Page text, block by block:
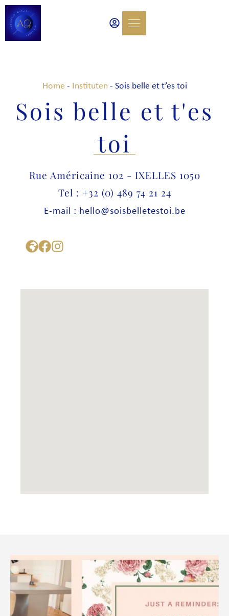
Home - Instituten- Sois belle et t’es toi
Sois belle et t'es
toi
Rue Américaine 102 - IXELLES 1050
Tel : +32 (0) 489 74 21 24
E-mail : hello@soisbelletestoi.be